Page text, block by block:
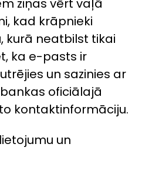
ziņas vērt vaļā
kad krāpnieki
kurā neatbilst tikai
ka e-pasts ir
un sazinies ar
oficiālajā
kontaktinformāciju.
un